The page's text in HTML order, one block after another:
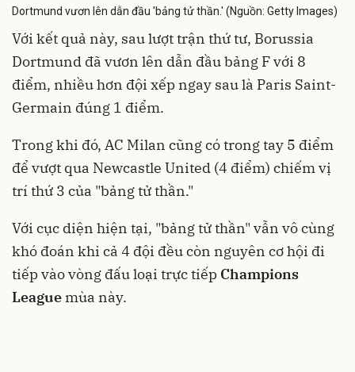
Dortmund vươn lên dẫn đầu 'bảng tử thần.' (Nguồn: Getty Images)
Với kết quả này, sau lượt trận thứ tư, Borussia
Dortmund đã vươn lên dẫn đầu bảng F với 8
điểm, nhiều hơn đội xếp ngay sau là Paris Saint-
Germain đúng 1 điểm.
Trong khi đó, AC Milan cũng có trong tay 5 điểm
để vượt qua Newcastle United (4 điểm) chiếm vị
trí thứ 3 của "bảng tử thần."
Với cục diện hiện tại, "bảng tử thần" vẫn vô cùng
khó đoán khi cả 4 đội đều còn nguyên cơ hội đi
tiếp vào vòng đấu loại trực tiếp Champions
League mùa này.